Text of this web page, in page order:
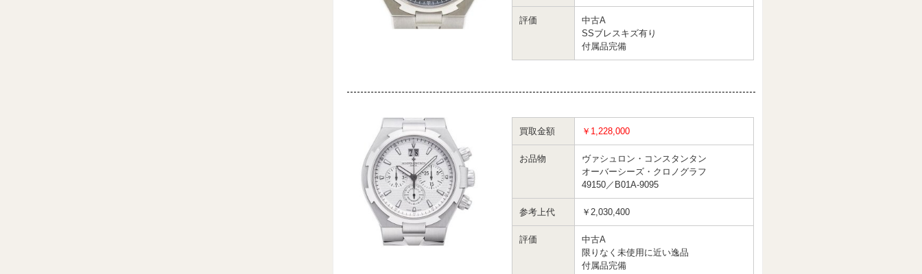
評価
中古A
SSブレスキズ有り
付属品完備
買取金額 ￥1,228,000
お品物
ヴァシュロン・コンスタンタン
オーバーシーズ・クロノグラフ
49150／B01A-9095
参考上代 ￥2,030,400
評価
中古A
限りなく未使用に近い逸品
付属品完備